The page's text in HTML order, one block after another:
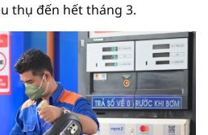
thụ đến hết tháng 3.